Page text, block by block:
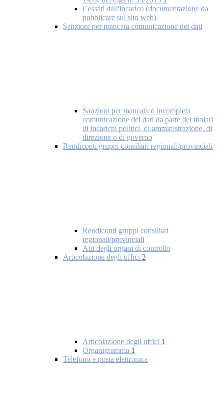
Cessati dall'incarico (documentazione da
pubblicare sul sito web)
Sanzioni per mancata comunicazione dei dati
Sanzioni per mancata o incompleta
comunicazione dei dati da parte dei titolari
di incarichi politici, di amministrazione, di
direzione o di governo
Rendiconti gruppi consiliari regionali/provinciali
Rendiconti gruppi consiliari
regionali/provinciali
Atti degli organi di controllo
Articolazione degli uffici 2
Articolazione degli uffici 1
Organigramma 1
Telefono e posta elettronica